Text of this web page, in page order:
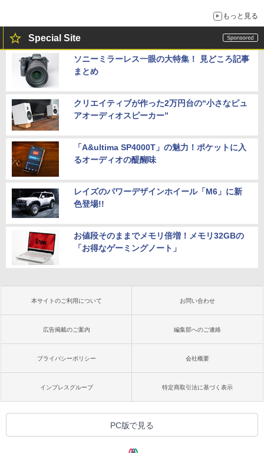
もっと見る
Special Site
ソニーミラーレス一眼の大特集！ 見どころ記事
まとめ
クリエイティブが作った2万円台の“小さなピュ
アオーディオスピーカー”
「A&ultima SP4000T」の魅力！ポケットに入
るオーディオの醍醐味
レイズのパワーデザインホイール「M6」に新
色登場!!
お値段そのままでメモリ倍増！メモリ32GBの
「お得なゲーミングノート」
本サイトのご利用について お問い合わせ
広告掲載のご案内 編集部へのご連絡
プライバシーポリシー 会社概要
インプレスグループ 特定商取引法に基づく表示
PC版で見る